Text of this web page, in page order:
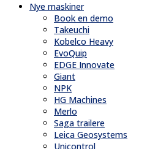
Nye maskiner
Book en demo
Takeuchi
Kobelco Heavy
EvoQuip
EDGE Innovate
Giant
NPK
HG Machines
Merlo
Saga trailere
Leica Geosystems
Unicontrol